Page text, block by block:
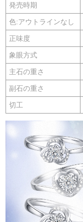
発売時期
色:アウトラインなし
正味度
象眼方式
主石の重さ
副石の重さ
切工